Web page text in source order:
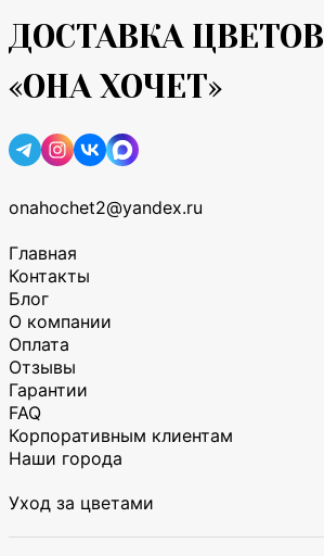
ДОСТАВКА ЦВЕТОВ
«ОНА ХОЧЕТ»
onahochet2@yandex.ru
Главная
Контакты
Блог
О компании
Оплата
Отзывы
Гарантии
FAQ
Корпоративным клиентам
Наши города
Уход за цветами